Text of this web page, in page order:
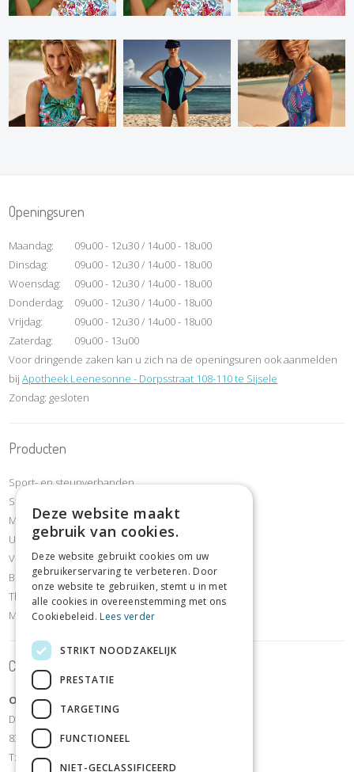
Openingsuren
Maandag:
09u00 - 12u30 / 14u00 - 18u00
Dinsdag:
09u00 - 12u30 / 14u00 - 18u00
Woensdag:
09u00 - 12u30 / 14u00 - 18u00
Donderdag:
09u00 - 12u30 / 14u00 - 18u00
Vrijdag:
09u00 - 12u30 / 14u00 - 18u00
Zaterdag:
09u00 - 13u00
Voor dringende zaken kan u zich na de openingsuren ook aanmelden
bijApotheek Leenesonne - Dorpsstraat 108-110 te Sijsele
Zondag: gesloten
Producten
Sport- en steunverbanden
Steunkousen compressiekousen
Mobiliteit & revalidatie
Urineverliesartikelen
Voet- en schoenafdeling
Borstafdeling
Thuiszorg- en comfortartikelen
Meettoestellen
Contact
OrthoShop Sijsele
Dorpsstraat 106
8340 Sijsele - Damme
T:
+32 50/35 70 07
Deze website maakt
gebruik van cookies.
Deze website gebruikt cookies om uw
gebruikerservaring te verbeteren. Door
onze website te gebruiken, stemt u in met
alle cookies in overeenstemming met ons
Cookiebeleid.Lees verder
STRIKT NOODZAKELIJK
PRESTATIE
TARGETING
FUNCTIONEEL
NIET-GECLASSIFICEERD